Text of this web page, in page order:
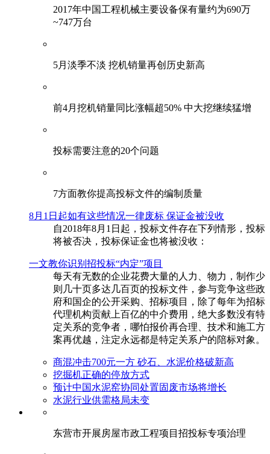
2017年中国工程机械主要设备保有量约为690万
~747万台
5月淡季不淡 挖机销量再创历史新高
前4月挖机销量同比涨幅超50% 中大挖继续猛增
投标需要注意的20个问题
​7方面教你提高投标文件的编制质量
8月1日起如有这些情况一律废标 保证金被没收
自2018年8月1日起，投标文件存在下列情形，投标
将被否决，投标保证金也将被没收：
一文教你识别招投标“内定”项目
每天有无数的企业花费大量的人力、物力，制作少
则几十页多达几百页的投标文件，参与竞争这些政
府和国企的公开采购、招标项目，除了每年为招标
代理机构贡献上百亿的中介费用，绝大多数没有特
定关系的竞争者，哪怕报价再合理、技术和施工方
案再优越，注定永远都是特定关系户的陪标对象。
商混冲击700元一方 砂石、水泥价格破新高
挖掘机正确的停放方式
预计中国水泥窑协同处置固废市场将增长
水泥行业供需格局未变
东营市开展房屋市政工程项目招投标专项治理